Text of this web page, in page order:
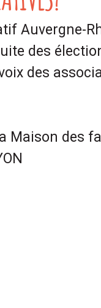
Auvergne-
des
des
Maison des